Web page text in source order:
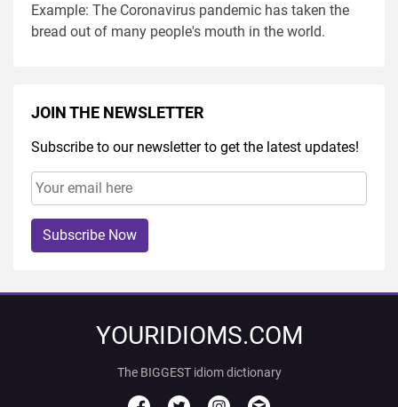
Example: The Coronavirus pandemic has taken the
bread out of many people's mouth in the world.
JOIN THE NEWSLETTER
Subscribe to our newsletter to get the latest updates!
Subscribe Now
YOURIDIOMS.COM
The BIGGEST idiom dictionary